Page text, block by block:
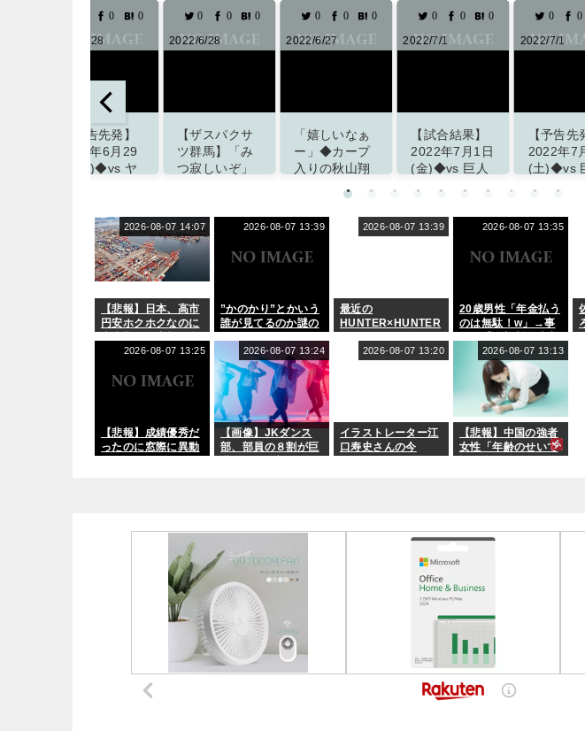
0 0 0
2022/7/1
【試合結果】
2022年7月1日
(金)◆vs 巨人
掲載サイト「ず
0 0
2022/7/1
【予告先
2022年7
(土)◆vs
掲載サイト
0 0
2022/6/28
【予告先発】
2022年6月29
日(水)◆vs ヤ
掲載サイト「ず
っとこいぐみ」
0 0 0
2022/6/28
【ザスパクサ
ツ群馬】「み
つ寂しいぞ」
VONDS市原
FCに期限付き
移籍すること
として前向き
にチャレンジ
をしていきた
い」
掲載サイト「J２
サッカー通信」
0 0 0
2022/6/27
「嬉しいなぁ
ー」◆カープ
入りの秋山翔
が歓迎！古巣
への入団に
「暴れてくだ
さい」とのお
掲載サイト「ず
っとこいぐみ」
【悲報】日本、高市
円安ホクホクなのに
湾と韓国に抜かれる
2026-08-07 14:07
”かのかり”とかいう
誰が見てるのか謎の
2026-08-07 13:39
最近の
HUNTER×HUNTER
係なくなってない？
2026-08-07 13:39
20歳男性「年金払う
のは無駄！w」→事
年金一生貰えないと
知り泣く
2026-08-07 13:35
【悲報】成績優秀だ
ったのに窓際に異動
2026-08-07 13:25
【画像】JKダンス
部、部員の８割が巨
2026-08-07 13:24
イラストレーター江
口寿史さんの今
2026-08-07 13:20
【悲報】中国の強者
女性「年齢のせいで
2026-08-07 13:13